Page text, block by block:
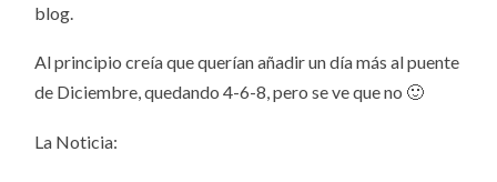
blog.
Al principio creía que querían añadir un día más al puente
de Diciembre, quedando 4-6-8, pero se ve que no 🙂
La Noticia: